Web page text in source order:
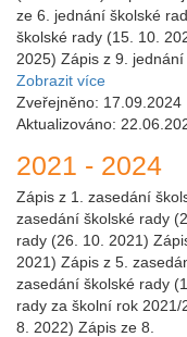
ze 6. jednání školské
školské rady (15. 10.
2025) Zápis z 9. jednání
Zobrazit více
Zveřejněno: 17.09.2024
Aktualizováno:
2021 - 2024
Zápis z 1. zasedání
zasedání školské rady
rady (26. 10. 2021)
2021) Zápis z 5.
zasedání školské rady
rady za školní rok 2021/
8. 2022) Zápis ze 8.